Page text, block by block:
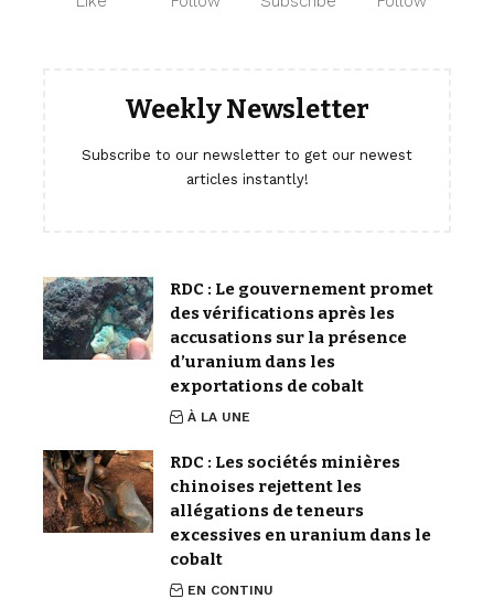
Weekly Newsletter
Subscribe to our newsletter to get our newest
articles instantly!
RDC : Le gouvernement promet
des vérifications après les
accusations sur la présence
d’uranium dans les
exportations de cobalt
À LA UNE
RDC : Les sociétés minières
chinoises rejettent les
allégations de teneurs
excessives en uranium dans le
cobalt
EN CONTINU